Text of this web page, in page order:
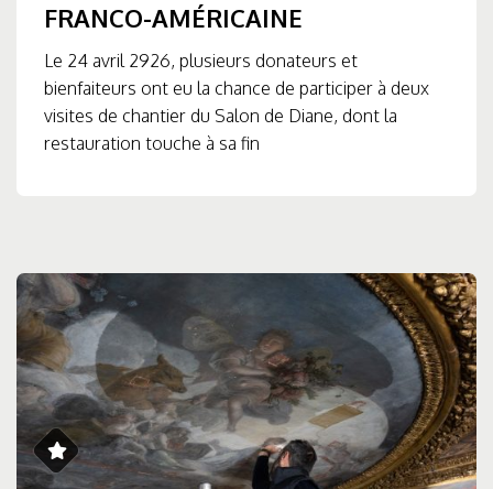
FRANCO-AMÉRICAINE
Le 24 avril 2926, plusieurs donateurs et
bienfaiteurs ont eu la chance de participer à deux
visites de chantier du Salon de Diane, dont la
restauration touche à sa fin